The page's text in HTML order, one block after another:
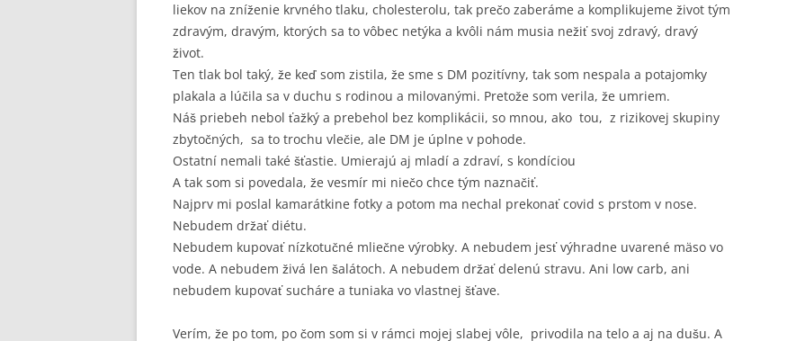
liekov na zníženie krvného tlaku, cholesterolu, tak prečo zaberáme a komplikujeme život tým
zdravým, dravým, ktorých sa to vôbec netýka a kvôli nám musia nežiť svoj zdravý, dravý
život.
Ten tlak bol taký, že keď som zistila, že sme s DM pozitívny, tak som nespala a potajomky
plakala a lúčila sa v duchu s rodinou a milovanými. Pretože som verila, že umriem.
Náš priebeh nebol ťažký a prebehol bez komplikácii, so mnou, ako tou, z rizikovej skupiny
zbytočných, sa to trochu vlečie, ale DM je úplne v pohode.
Ostatní nemali také šťastie. Umierajú aj mladí a zdraví, s kondíciou
A tak som si povedala, že vesmír mi niečo chce tým naznačiť.
Najprv mi poslal kamarátkine fotky a potom ma nechal prekonať covid s prstom v nose.
Nebudem držať diétu.
Nebudem kupovať nízkotučné mliečne výrobky. A nebudem jesť výhradne uvarené mäso vo
vode. A nebudem živá len šalátoch. A nebudem držať delenú stravu. Ani low carb, ani
nebudem kupovať sucháre a tuniaka vo vlastnej šťave.
Verím, že po tom, po čom som si v rámci mojej slabej vôle, privodila na telo a aj na dušu. A